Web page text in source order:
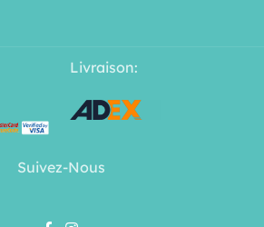
Livraison:
Suivez-Nous